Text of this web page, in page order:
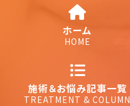
ホーム
HOME
施術＆お悩み記事一覧
TREATMENT & COLUMN